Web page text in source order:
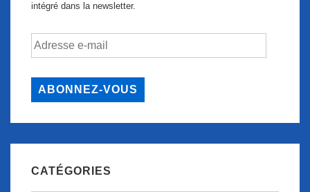
intégré dans la newsletter.
Adresse
e-
ABONNEZ-VOUS
CATÉGORIES